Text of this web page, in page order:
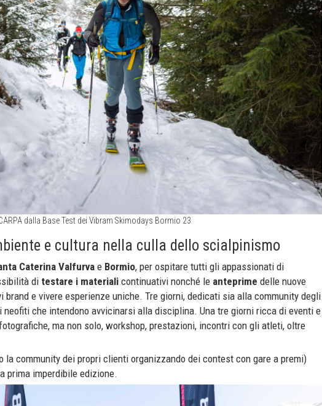
dalla Base Test dei Vibram Skimodays Bormio 23
e cultura nella culla dello scialpinismo
Caterina Valfurva e Bormio, per ospitare tutti gli appassionati di
di testare i materiali continuativi nonché le anteprime delle nuove
brand e vivere esperienze uniche. Tre giorni, dedicati sia alla community degli
che intendono avvicinarsi alla disciplina. Una tre giorni ricca di eventi e
ma non solo, workshop, prestazioni, incontri con gli atleti, oltre
la community dei propri clienti organizzando dei contest con gare a premi)
prima imperdibile edizione.